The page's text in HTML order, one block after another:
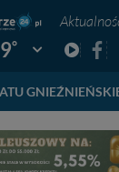
° Pogoda: Gniezno